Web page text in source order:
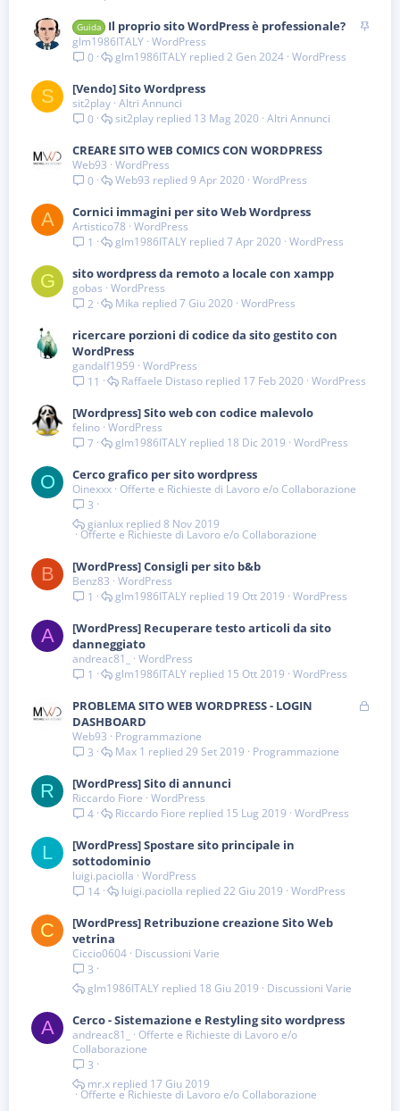
I
Guida Il proprio sito WordPress è professionale?
glm1986ITALY WordPress
0
WordPress
2 Gen 2024
glm1986ITALY
S [Vendo] Sito Wordpress
sit2play Altri Annunci
0
Altri Annunci
13 Mag 2020
sit2play
CREARE SITO WEB COMICS CON WORDPRESS
Web93 WordPress
0
WordPress
9 Apr 2020
Web93
A Cornici immagini per sito Web Wordpress
Artistico78 WordPress
1
WordPress
7 Apr 2020
glm1986ITALY
G sito wordpress da remoto a locale con xampp
gobas WordPress
2
WordPress
7 Giu 2020
Mika
ricercare porzioni di codice da sito gestito con
WordPress
gandalf1959 WordPress
11
WordPress
17 Feb 2020
Raffaele Distaso
[Wordpress] Sito web con codice malevolo
felino WordPress
7
WordPress
18 Dic 2019
glm1986ITALY
O Cerco grafico per sito wordpress
Oinexxx Offerte e Richieste di Lavoro e/o Collaborazione
3
Offerte e Richieste di Lavoro e/o Collaborazione
8 Nov 2019
gianlux
B [WordPress] Consigli per sito b&b
Benz83 WordPress
1
WordPress
19 Ott 2019
glm1986ITALY
A
[WordPress] Recuperare testo articoli da sito
danneggiato
andreac81_
WordPress
1
WordPress
15 Ott 2019
glm1986ITALY
B
PROBLEMA SITO WEB WORDPRESS - LOGIN
DASHBOARD
Web93
Programmazione
3
Programmazione
29 Set 2019
Max 1
R [WordPress] Sito di annunci
Riccardo Fiore WordPress
4
WordPress
15 Lug 2019
Riccardo Fiore
L
[WordPress] Spostare sito principale in
sottodominio
luigi.paciolla WordPress
14
WordPress
22 Giu 2019
luigi.paciolla
C
[WordPress] Retribuzione creazione Sito Web
vetrina
Ciccio0604 Discussioni Varie
3
Discussioni Varie
18 Giu 2019
glm1986ITALY
A Cerco - Sistemazione e Restyling sito wordpress
andreac81_
Offerte e Richieste di Lavoro e/o
Collaborazione
3
Offerte e Richieste di Lavoro e/o Collaborazione
17 Giu 2019
mr.x